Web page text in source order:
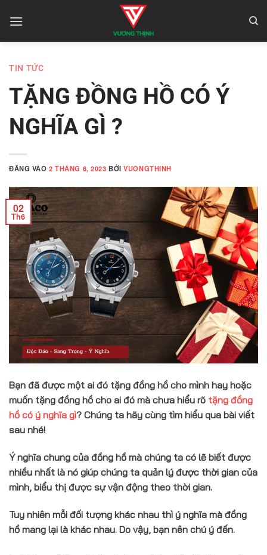
qua
TIN TỨC
TẶNG ĐỒNG HỒ CÓ Ý
NGHĨA GÌ ?
ĐĂNG VÀO2 THÁNG 6, 2023 BỞIVUONGTHINH
02
Th6
Bạn đã được một ai đó tặng đồng hồ cho mình hay hoặc
muốn tặng đồng hồ cho ai đó mà chưa hiểu rõ tặng đồng
hồ có ý nghĩa gì? Chúng ta hãy cùng tìm hiểu qua bài viết
sau nhé!
Ý nghĩa chung của đồng hồ mà chúng ta có lẽ biết được
nhiều nhất là nó giúp chúng ta quản lý được thời gian của
mình, biểu thị được sự vận động theo thời gian.
Tuy nhiên mỗi đối tượng khác nhau thì ý nghĩa mà đồng
hồ mang lại là khác nhau. Do vậy, bạn nên chú ý đến.